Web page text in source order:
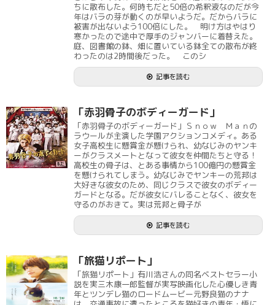
ちに散布した。何時もだと50倍の希釈液なのだが今
年はバラの芽が動くのが早いようだ。だからバラに
被害が出ないよう100倍にした。 明け方はやはり
寒かったので途中で厚手のジャンバーに着替えた。
庭、図書館の鉢、畑に置いている鉢全ての散布が終
わったのは2時間後だった。 このシ
記事を読む
「赤羽骨子のボディーガード」
「赤羽骨子のボディーガード」Ｓｎｏｗ Ｍａｎの
ラウールが主演した学園アクションコメディ。ある
女子高校生に懸賞金が懸けられ、幼なじみのヤンキ
ーがクラスメートとなって彼女を仲間たちと守る！
高校生の骨子は、とある事情から100億円の懸賞金
を懸けられてしまう。幼なじみでヤンキーの荒邦は
大好きな彼女のため、同じクラスで彼女のボディー
ガードとなる。だが彼女にバレることなく、彼女を
守るのがおきて。実は荒邦と骨子が
記事を読む
「旅猫リポート」
「旅猫リポート」有川浩さんの同名ベストセラー小
説を実三木康一郎監督が実写映画化した心優しき青
年とツンデレ猫のロードムービー元野良猫のナナ